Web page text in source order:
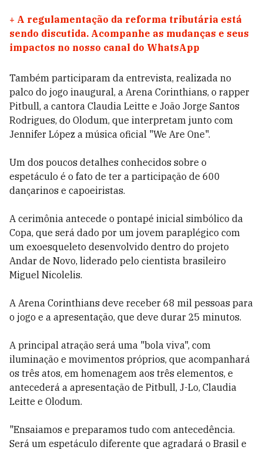
+ A regulamentação da reforma tributária está
sendo discutida. Acompanhe as mudanças e seus
impactos no nosso canal do WhatsApp
Também participaram da entrevista, realizada no
palco do jogo inaugural, a Arena Corinthians, o rapper
Pitbull, a cantora Claudia Leitte e João Jorge Santos
Rodrigues, do Olodum, que interpretam junto com
Jennifer López a música oficial "We Are One".
Um dos poucos detalhes conhecidos sobre o
espetáculo é o fato de ter a participação de 600
dançarinos e capoeiristas.
A cerimônia antecede o pontapé inicial simbólico da
Copa, que será dado por um jovem paraplégico com
um exoesqueleto desenvolvido dentro do projeto
Andar de Novo, liderado pelo cientista brasileiro
Miguel Nicolelis.
A Arena Corinthians deve receber 68 mil pessoas para
o jogo e a apresentação, que deve durar 25 minutos.
A principal atração será uma "bola viva", com
iluminação e movimentos próprios, que acompanhará
os três atos, em homenagem aos três elementos, e
antecederá a apresentação de Pitbull, J-Lo, Claudia
Leitte e Olodum.
"Ensaiamos e preparamos tudo com antecedência.
Será um espetáculo diferente que agradará o Brasil e